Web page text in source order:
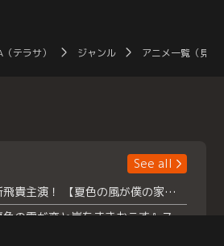
テラサ） ジャンル アニメ一覧（見放
See all
浮所飛貴主演！ 【夏色の風が僕の家にやってきた】 本日よりテラサで独占配信スタート！
『夏色の雲が恋と嵐をまきおこす』スペシャルメイキング 【Part1】2026年７月18日（土）23時30分～配信スタート！話題のシーンの裏側を大公開！豪華キャスト大集合！ 『武宮家 真夏の家族会議』開催！